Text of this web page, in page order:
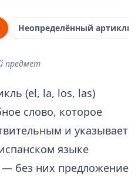
Неопределённый артикль
предмет
(el, la, los, las)
слово, которое
и указывает
языке
без них предложение